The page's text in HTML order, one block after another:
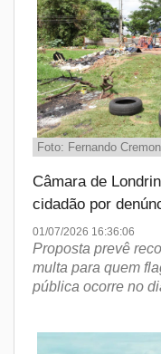
Foto: Fernando
Câmara de
cidadão por
01/07/2026 16:36:06
Proposta prevê
multa para quem
pública ocorre no